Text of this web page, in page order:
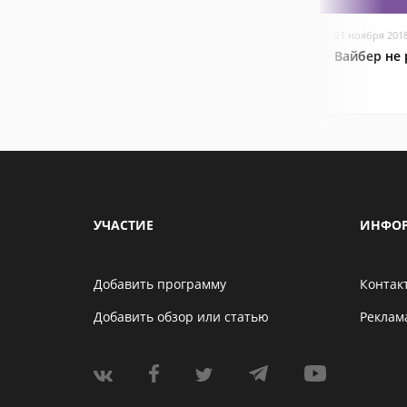
21 ноября
Вайбер не
УЧАСТИЕ
Добавить программу
Добавить обзор или статью